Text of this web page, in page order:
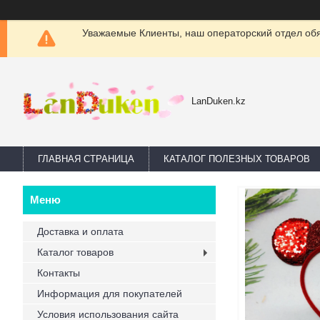
Уважаемые Клиенты, наш операторский отдел
LanDuken.kz
ГЛАВНАЯ СТРАНИЦА КАТАЛОГ ПОЛЕЗНЫХ ТОВАРОВ
Доставка и оплата
Каталог товаров
Контакты
Информация для покупателей
Условия использования сайта